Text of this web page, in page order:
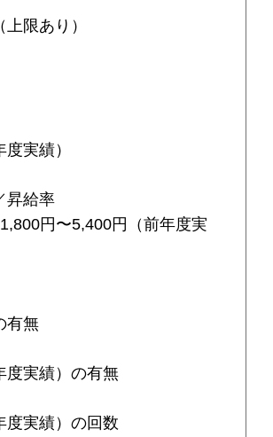
限あり）
実績）
昇給率
円〜5,400円（前年度実
有無
度実績）の有無
度実績）の回数